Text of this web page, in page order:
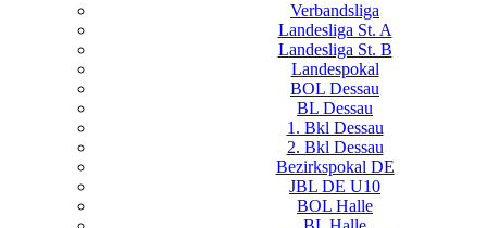
Verbandsliga
Landesliga St. A
Landesliga St. B
Landespokal
BOL Dessau
BL Dessau
1. Bkl Dessau
2. Bkl Dessau
Bezirkspokal DE
JBL DE U10
BOL Halle